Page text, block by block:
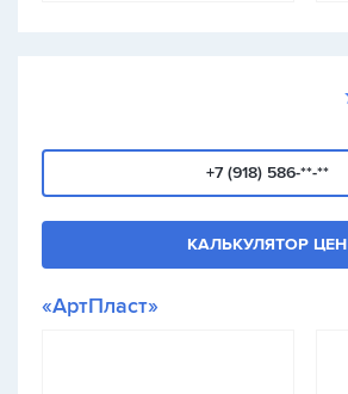
+7 (918) 586-**-**
КАЛЬКУЛЯТОР ЦЕН
«АртПласт»